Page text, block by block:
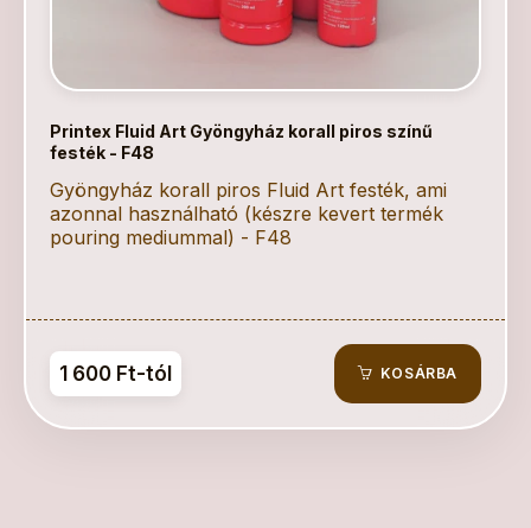
Printex Fluid Art Gyöngyház korall piros színű
festék - F48
Gyöngyház korall piros Fluid Art festék, ami
azonnal használható (készre kevert termék
pouring mediummal) - F48
1 600 Ft-tól KOSÁRBA